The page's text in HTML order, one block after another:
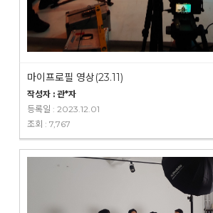
마이프로필 영상(23.11)
작성자 : 관*자
등록일 : 2023.12.01
조회 : 7,767